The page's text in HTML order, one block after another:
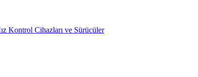
Kontrol Cihazları ve Sürücüler